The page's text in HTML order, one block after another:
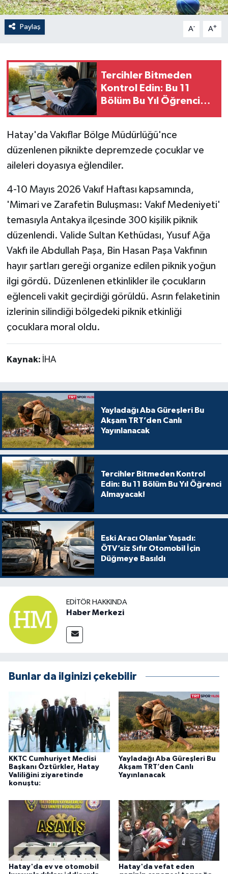
Paylaş A- A+
Tercihler Bitmeden
Kontrol Edin: Bu 11
Bölüm Bu Yıl Öğrenci
Hatay'da Vakıflar Bölge Müdürlüğü'nce
düzenlenen piknikte depremzede çocuklar ve
aileleri doyasıya eğlendiler.
4-10 Mayıs 2026 Vakıf Haftası kapsamında,
'Mimari ve Zarafetin Buluşması: Vakıf Medeniyeti'
temasıyla Antakya ilçesinde 300 kişilik piknik
düzenlendi. Valide Sultan Kethüdası, Yusuf Ağa
Vakfı ile Abdullah Paşa, Bin Hasan Paşa Vakfının
hayır şartları gereği organize edilen piknik yoğun
ilgi gördü. Düzenlenen etkinlikler ile çocukların
eğlenceli vakit geçirdiği görüldü. Asrın felaketinin
izlerinin silindiği bölgedeki piknik etkinliği
çocuklara moral oldu.
Kaynak: İHA
Yayladağı Aba Güreşleri Bu
Akşam TRT’den Canlı
Yayınlanacak
Tercihler Bitmeden Kontrol
Edin: Bu 11 Bölüm Bu Yıl Öğrenci
Almayacak!
Eski Aracı Olanlar Yaşadı:
ÖTV’siz Sıfır Otomobil İçin
Düğmeye Basıldı
EDITÖR HAKKINDA
Haber Merkezi
Bunlar da ilginizi çekebilir
KKTC Cumhuriyet Meclisi
Başkanı Öztürkler, Hatay
Valiliğini ziyaretinde
konuştu:
Yayladağı Aba Güreşleri Bu
Akşam TRT’den Canlı
Yayınlanacak
Hatay'da ev ve otomobil
Hatay'da vefat eden